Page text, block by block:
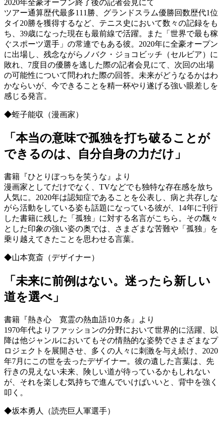
2020年全豪オープン終了後の記者会見にて
ツアー通算歴代最多111勝、グランドスラム優勝回数歴代1位
タイ20勝を獲得するなど、テニス史において数々の記録をも
ち、39歳になった現在も最前線で活躍。また「世界で最も稼
ぐスポーツ選手」の常連でもある彼。2020年に全豪オープン
に出場し、残念ながらノバク・ジョコビッチ（セルビア）に
敗れ、7度目の優勝を逃した際の記者会見にて、次回の出場
の可能性について問われた際の回答。未来がどうなるかはわ
かならいが、今できることを精一杯やり遂げる強い眼差しを
感じる発言。
◆蛭子能収（漫画家）
「本当の意味で孤独を打ち破ることが
できるのは、自分自身の力だけ」
書籍『ひとりぼっちを笑うな』より
漫画家としてだけでなく、TVなどでも独特な存在感を放ち
人気に。2020年は認知症であることを公表し、病と共存しな
がら活動をしている姿も話題になっている彼が、14年に刊行
した書籍に残した「孤独」に対する名言がこちら。その飄々
とした印象の強い姿の奥では、さまざまな苦難や「孤独」を
乗り越えてきたことを思わせる言葉。
◆山本寛斎（デザイナー）
「未来に前例はない。迷ったら新しい
道を選べ」
書籍『熱き心 寛霊の熱血語10カ条』より
1970年代よりファッションの分野において世界的に活躍、以
降は他ジャンルにおいてもその情熱的な姿勢でさまざまなプ
ロジェクトを展開させ、多くの人々に刺激を与え続け、2020
年7月にこの世を去ったデザイナー。彼の遺した言葉は、先
行きの見えない未来、険しい道が待っているかもしれない
が、それを楽しむ気持ちで進んでいけばいいと、背中を強く
叩く。
◆坂本勇人（読売巨人軍選手）